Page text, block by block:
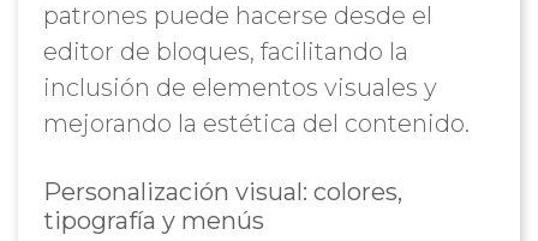
patrones puede hacerse desde el
editor de bloques, facilitando la
inclusión de elementos visuales y
mejorando la estética del contenido.
Personalización visual: colores,
tipografía y menús